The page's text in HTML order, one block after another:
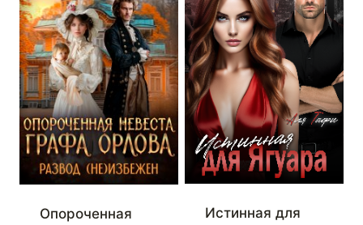
Опороченная
Истинная для